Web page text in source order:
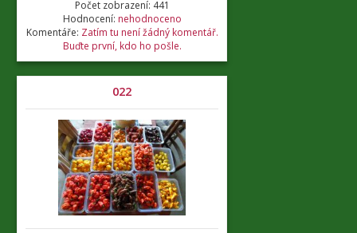
Počet zobrazení: 441
Hodnocení: nehodnoceno
Komentáře: Zatím tu není žádný komentář.
Buďte první, kdo ho pošle.
022